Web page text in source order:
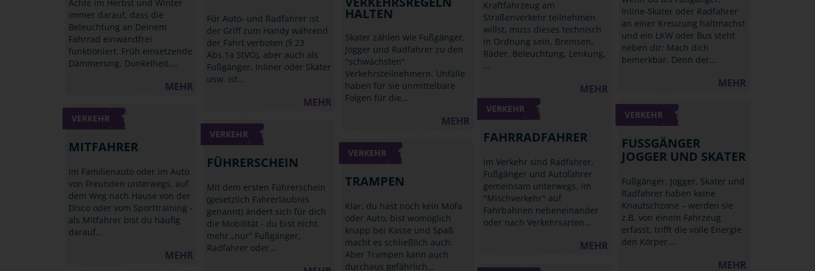
Inline-Skater oder Radfahrer
an einer Kreuzung haltmachst
und ein LKW oder Bus steht
neben dir: Mach dich
bemerkbar. Denn der…
MEHR
Achte im Herbst und Winter
immer darauf, dass die
Beleuchtung an Deinem
Fahrrad einwandfrei
funktioniert. Früh einsetzende
Dämmerung, Dunkelheit,…
MEHR
HALTEN
Skater zählen wie Fußgänger,
Jogger und Radfahrer zu den
"schwächsten"
Verkehrsteilnehmern. Unfälle
haben für sie unmittelbare
Folgen für die…
MEHR
Kraftfahrzeug am
Straßenverkehr teilnehmen
willst, muss dieses technisch
in Ordnung sein. Bremsen,
Räder, Beleuchtung, Lenkung,
…
MEHR
Für Auto- und Radfahrer ist
der Griff zum Handy während
der Fahrt verboten (§ 23
Abs.1a StVO), aber auch als
Fußgänger, Inliner oder Skater
usw. ist…
MEHR VERKEHR
FAHRRADFAHRER
Im Verkehr sind Radfahrer,
Fußgänger und Autofahrer
gemeinsam unterwegs, im
"Mischverkehr" auf
Fahrbahnen nebeneinander
oder nach Verkehrsarten…
MEHR
VERKEHR
FUSSGÄNGER J
OGGER UND SKATER
Fußgänger, Jogger, Skater und
Radfahrer haben keine
Knautschzone – werden sie
z.B. von einem Fahrzeug
erfasst, trifft die volle Energie
den Körper.…
MEHR
VERKEHR
MITFAHRER
Im Familienauto oder im Auto
von Freunden unterwegs, auf
dem Weg nach Hause von der
Disco oder vom Sporttraining -
als Mitfahrer bist du häufig
darauf…
MEHR
VERKEHR
FÜHRERSCHEIN
Mit dem ersten Führerschein
(gesetzlich Fahrerlaubnis
genannt) ändert sich für dich
die Mobilität - du bist nicht
mehr „nur“ Fußgänger,
Radfahrer oder…
VERKEHR
TRAMPEN
Klar, du hast noch kein Mofa
oder Auto, bist womöglich
knapp bei Kasse und Spaß
macht es schließlich auch.
Aber Trampen kann auch
durchaus gefährlich…